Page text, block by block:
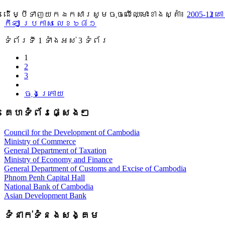
ដើម្បីទាញយកឯកសារសូមចុចលើឈ្មោះខាងស្តាំ៖ 2005-
កីឡា ប្រកាស លេខ៦៨១
ទំព័រ​ទី 1 ​ទាំងអស់ 3 ទំព័រ
1
2
3
ចុងក្រោយ
គេហទំព័រផ្សេងៗ
Council for the Development of Cambodia
Ministry of Commerce
General Department of Taxation
Ministry of Economy and Finance
General Department of Customs and Excise of Cambodia
Phnom Penh Capital Hall
National Bank of Cambodia
Asian Development Bank
ទំនាក់ទំនងសង្គម